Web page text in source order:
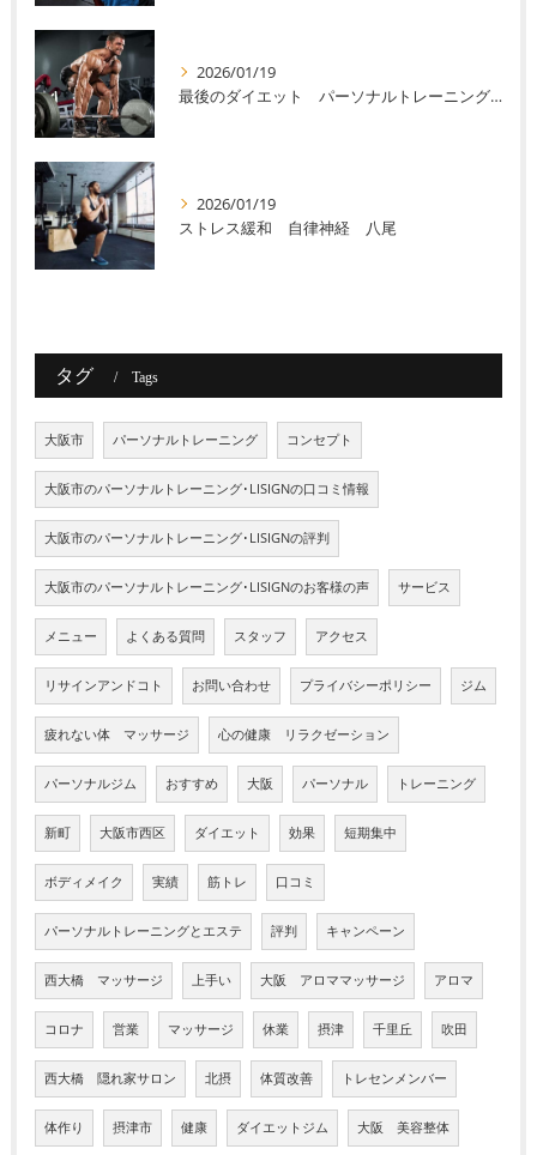
2026/01/19
最後のダイエット パーソナルトレーニング 八尾
2026/01/19
ストレス緩和 自律神経 八尾
タグ Tags
大阪市 パーソナルトレーニング コンセプト
大阪市のパーソナルトレーニング･LISIGNの口コミ情報
大阪市のパーソナルトレーニング･LISIGNの評判
大阪市のパーソナルトレーニング･LISIGNのお客様の声 サービス
メニュー よくある質問 スタッフ アクセス
リサインアンドコト お問い合わせ プライバシーポリシー ジム
疲れない体 マッサージ 心の健康 リラクゼーション
パーソナルジム おすすめ 大阪 パーソナル トレーニング
新町 大阪市西区 ダイエット 効果 短期集中
ボディメイク 実績 筋トレ 口コミ
パーソナルトレーニングとエステ 評判 キャンペーン
西大橋 マッサージ 上手い 大阪 アロママッサージ アロマ
コロナ 営業 マッサージ 休業 摂津 千里丘 吹田
西大橋 隠れ家サロン 北摂 体質改善 トレセンメンバー
体作り 摂津市 健康 ダイエットジム 大阪 美容整体